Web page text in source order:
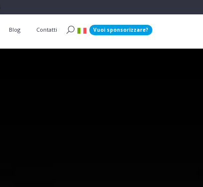
Blog Contatti Vuoi sponsorizzare?